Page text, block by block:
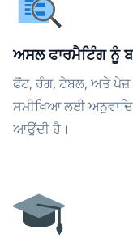
ਅਸਲ ਫਾਰਮੈਟਿੰਗ ਨੂੰ
ਫੋਂਟ, ਰੰਗ, ਟੇਬਲ, ਅਤੇ
ਸਮੀਖਿਆ ਲਈ
ਆਉਂਦੀ ਹੈ।